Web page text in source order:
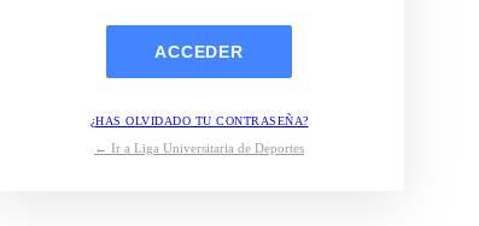
¿HAS OLVIDADO TU CONTRASEÑA?
← Ir a Liga Universitaria de Deportes